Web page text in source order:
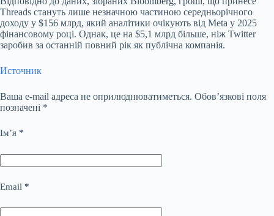
Threads стануть лише незначною частиною середньорічного
доходу у $156 млрд, який аналітики очікують від Meta у 2025
фінансовому році. Однак, це на $5,1 млрд більше, ніж Twitter
заробив за останній повний рік як публічна компанія.
Источник
Ваша e-mail адреса не оприлюднюватиметься. Обов’язкові поля
позначені *
Ім’я *
Email *